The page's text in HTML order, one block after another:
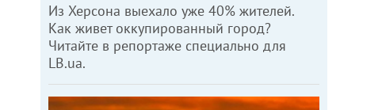
Из Херсона выехало уже 40% жителей.
Как живет оккупированный город?
Читайте в репортаже специально для
LB.ua.